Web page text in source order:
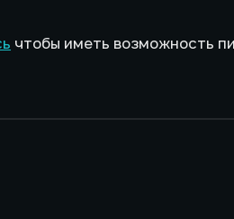
чтобы иметь возможность